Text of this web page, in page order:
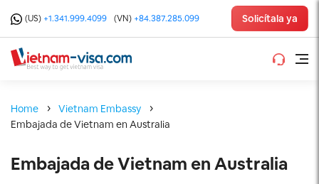
(US) +1.341.999.4099 (VN) +84.387.285.099 Solicítala ya
Home
Vietnam Embassy
Embajada de Vietnam en Australia
Embajada de Vietnam en Australia